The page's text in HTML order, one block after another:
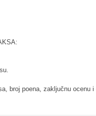
broj poena, zaključnu ocenu i